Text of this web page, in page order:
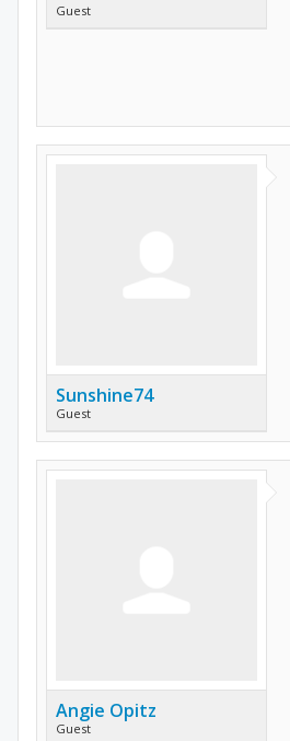
Guest
Sunshine74
Guest
Angie Opitz
Guest